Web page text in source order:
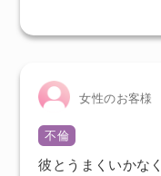
女性のお客様
不倫
彼とうまくいかな